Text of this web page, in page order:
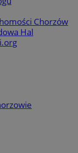
Chorzów
Hal